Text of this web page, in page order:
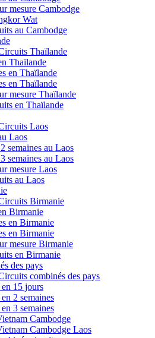
mesure Cambodge
Wat
au Cambodge
Thaïlande
Thaïlande
en Thaïlande
en Thaïlande
mesure Thaïlande
en Thaïlande
Laos
Laos
semaines au Laos
semaines au Laos
mesure Laos
au Laos
Birmanie
Birmanie
en Birmanie
en Birmanie
mesure Birmanie
en Birmanie
des pays
combinés des pays
15 jours
2 semaines
3 semaines
Cambodge
Cambodge Laos